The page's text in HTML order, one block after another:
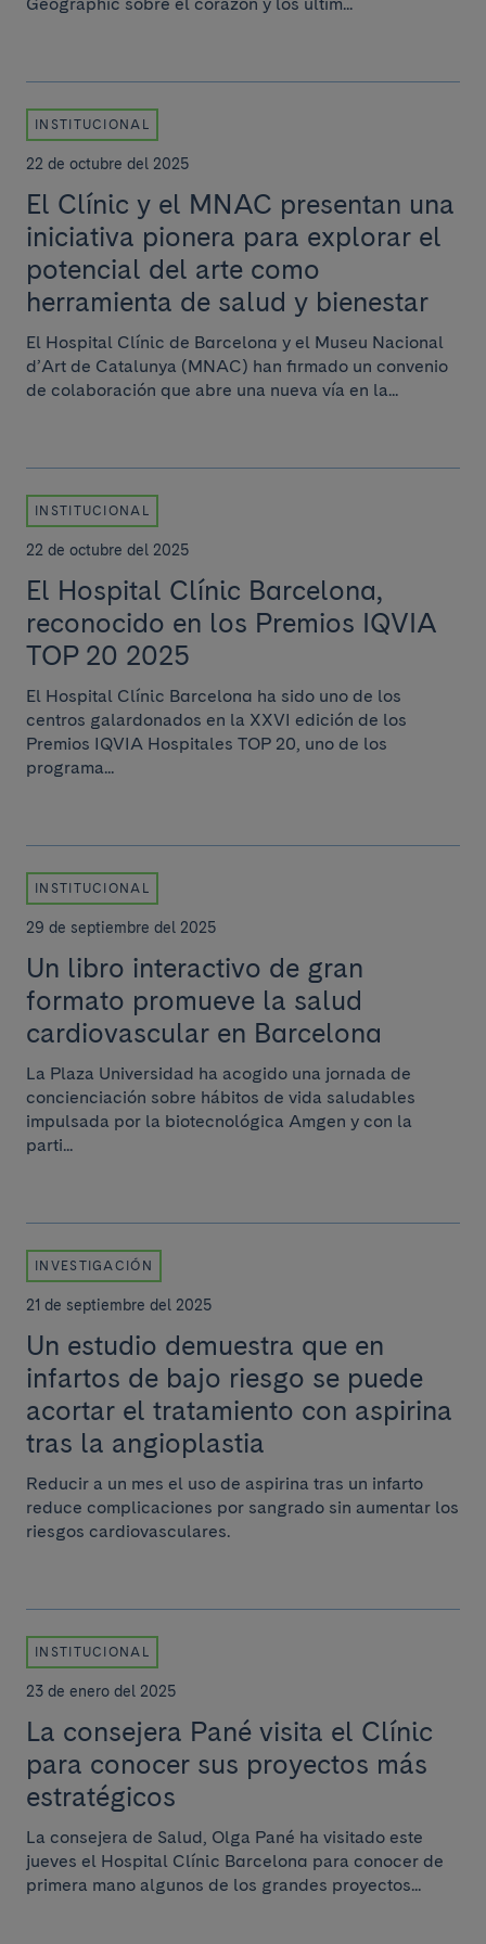
INSTITUCIONAL
22 de octubre del 2025
El Clínic y el MNAC presentan una
iniciativa pionera para explorar el
potencial del arte como
herramienta de salud y bienestar
El Hospital Clínic de Barcelona y el Museu Nacional
d’Art de Catalunya (MNAC) han firmado un convenio
de colaboración que abre una nueva vía en la...
INSTITUCIONAL
22 de octubre del 2025
El Hospital Clínic Barcelona,
reconocido en los Premios IQVIA
TOP 20 2025
El Hospital Clínic Barcelona ha sido uno de los
centros galardonados en la XXVI edición de los
Premios IQVIA Hospitales TOP 20, uno de los
programa...
INSTITUCIONAL
29 de septiembre del 2025
Un libro interactivo de gran
formato promueve la salud
cardiovascular en Barcelona
La Plaza Universidad ha acogido una jornada de
concienciación sobre hábitos de vida saludables
impulsada por la biotecnológica Amgen y con la
parti...
INVESTIGACIÓN
21 de septiembre del 2025
Un estudio demuestra que en
infartos de bajo riesgo se puede
acortar el tratamiento con aspirina
tras la angioplastia
Reducir a un mes el uso de aspirina tras un infarto
reduce complicaciones por sangrado sin aumentar los
riesgos cardiovasculares.
INSTITUCIONAL
23 de enero del 2025
La consejera Pané visita el Clínic
para conocer sus proyectos más
estratégicos
La consejera de Salud, Olga Pané ha visitado este
jueves el Hospital Clínic Barcelona para conocer de
primera mano algunos de los grandes proyectos...